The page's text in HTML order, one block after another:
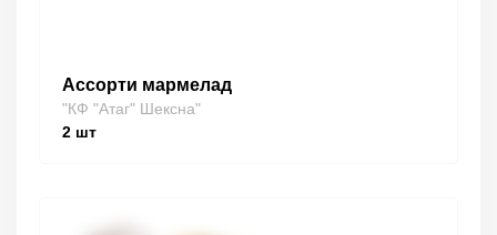
Ассорти мармелад
"КФ "Атаг" Шексна"
2 шт